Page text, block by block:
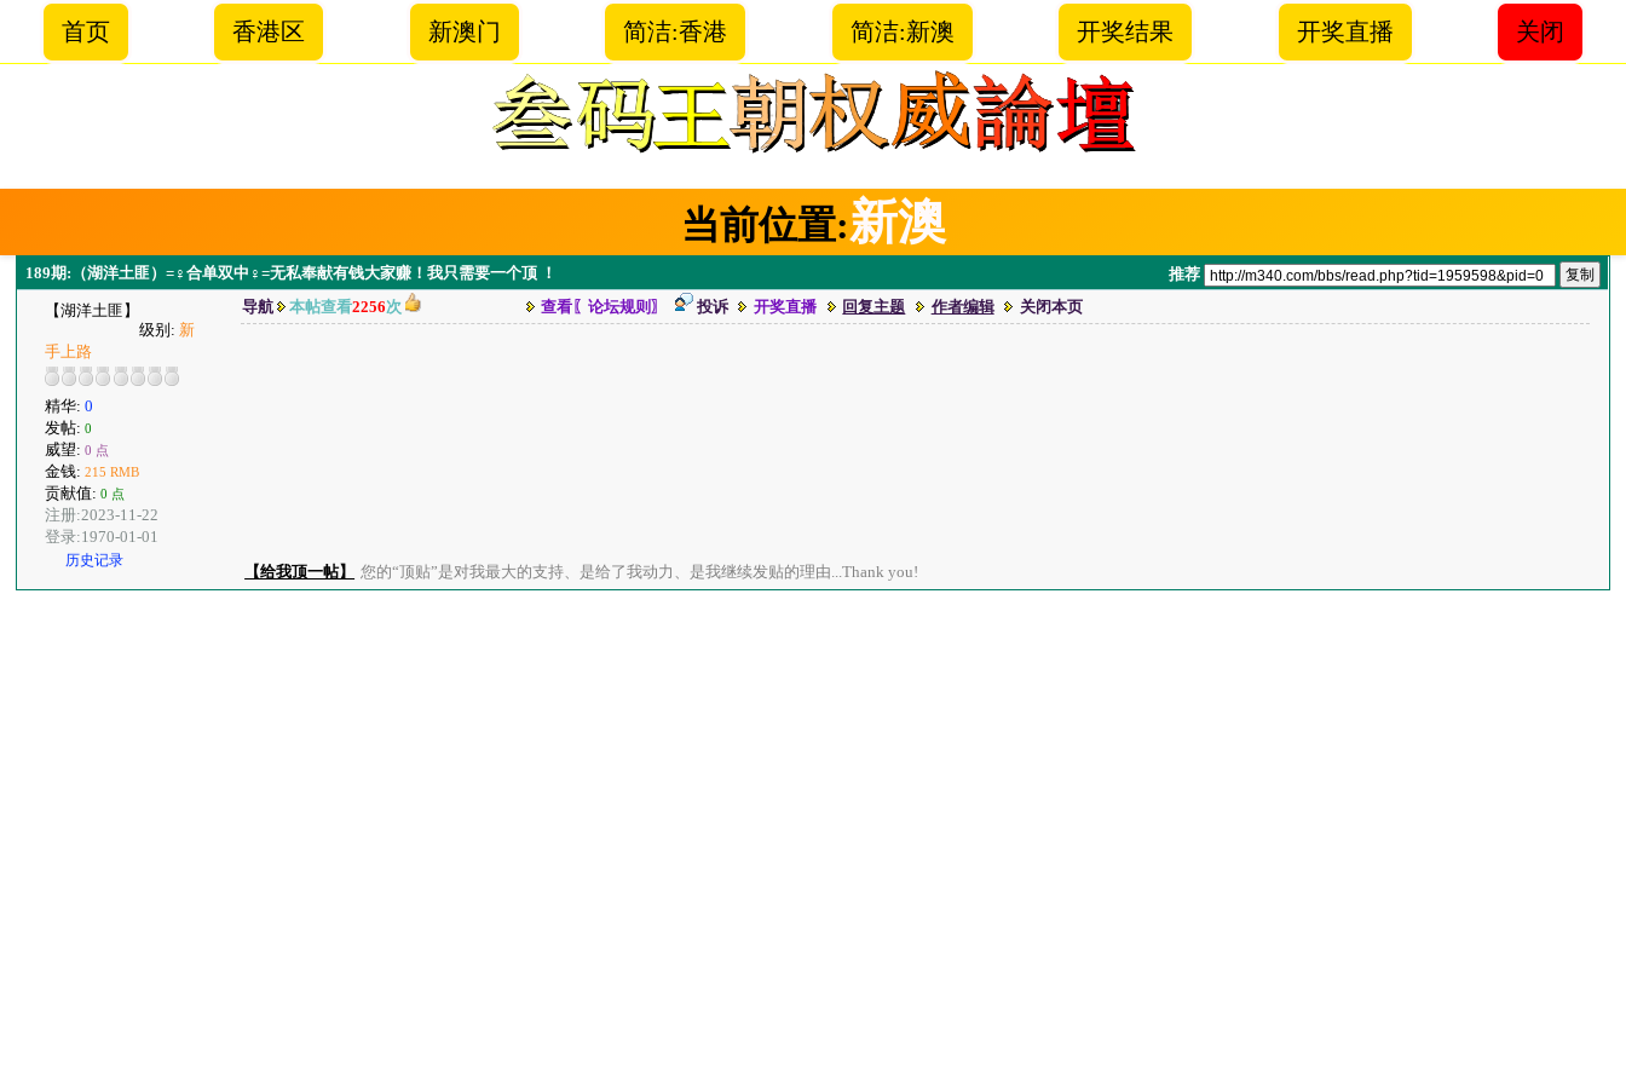
首页 香港区 新澳门 简洁:香港 简洁:新澳 开奖结果 开奖直播 关闭
当前位置:新澳
189期:（湖洋土匪）=♀合单双中♀=无私奉献有钱大家赚！我只需要一个顶 ！ 推荐
【湖洋土匪】
级别: 新
手上路
精华:0
发帖:0
威望:0 点
金钱:215 RMB
贡献值:0 点
注册:2023-11-22
登录:1970-01-01
历史记录
导航 本帖查看2256次 查看〖论坛规则〗 投诉 开奖直播 回复主题 作者编辑 关闭本页
【给我顶一帖】 您的“顶贴”是对我最大的支持、是给了我动力、是我继续发贴的理由...Thank you!